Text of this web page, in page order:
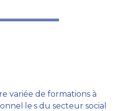
variée de formations à
du secteur social